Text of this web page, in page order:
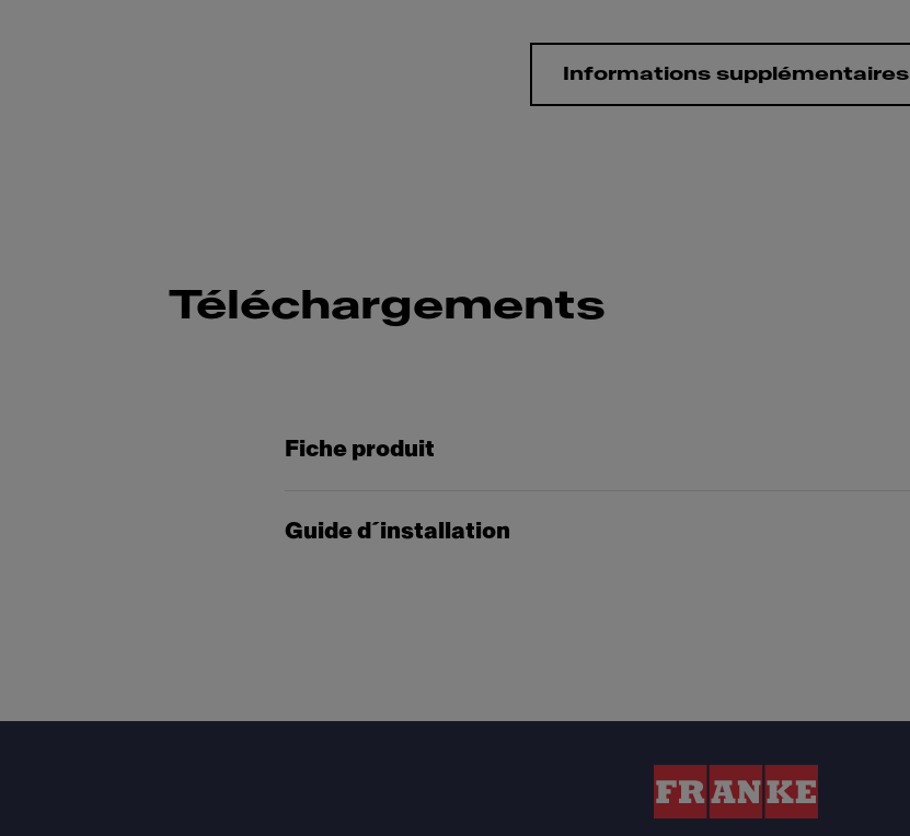
Informations supplémentaires
Téléchargements
Fiche produit
Guide d´installation